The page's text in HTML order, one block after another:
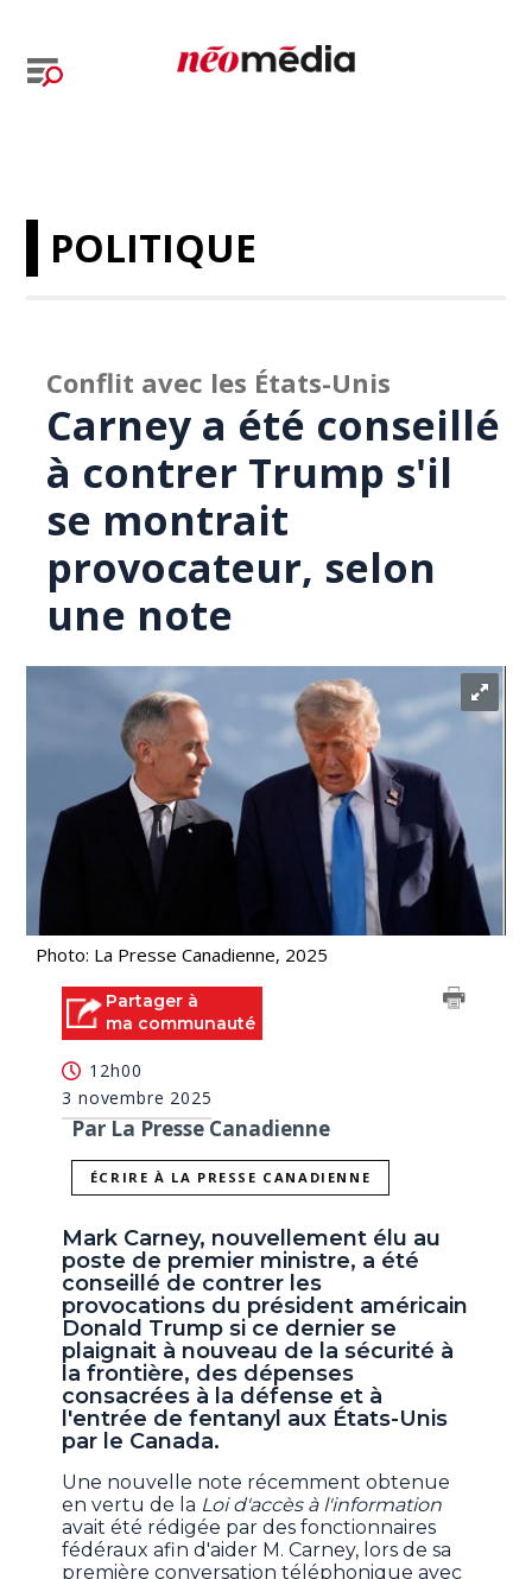
POLITIQUE
Conflit avec les États-Unis
Carney a été conseillé
à contrer Trump s'il
se montrait
provocateur, selon
une note
Photo: La Presse Canadienne, 2025
Partager à
ma communauté
12h00
3 novembre 2025
Par La Presse Canadienne
ÉCRIRE À LA PRESSE CANADIENNE
Mark Carney, nouvellement élu au
poste de premier ministre, a été
conseillé de contrer les
provocations du président américain
Donald Trump si ce dernier se
plaignait à nouveau de la sécurité à
la frontière, des dépenses
consacrées à la défense et à
l'entrée de fentanyl aux États-Unis
par le Canada.
Une nouvelle note récemment obtenue
en vertu de la Loi d'accès à l'information
avait été rédigée par des fonctionnaires
fédéraux afin d'aider M. Carney, lors de sa
première conversation téléphonique avec